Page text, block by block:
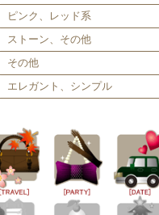
ピンク、レッド系
ストーン、その他
その他
エレガント、シンプル